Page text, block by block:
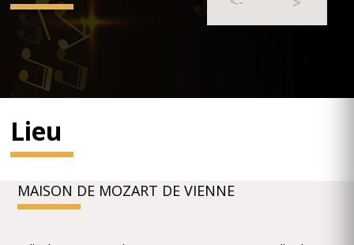
Lieu
MAISON DE MOZART DE VIENNE